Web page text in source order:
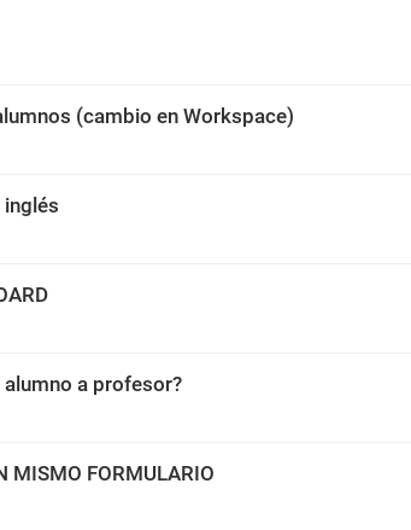
(cambio en Workspace)
a profesor?
MISMO FORMULARIO